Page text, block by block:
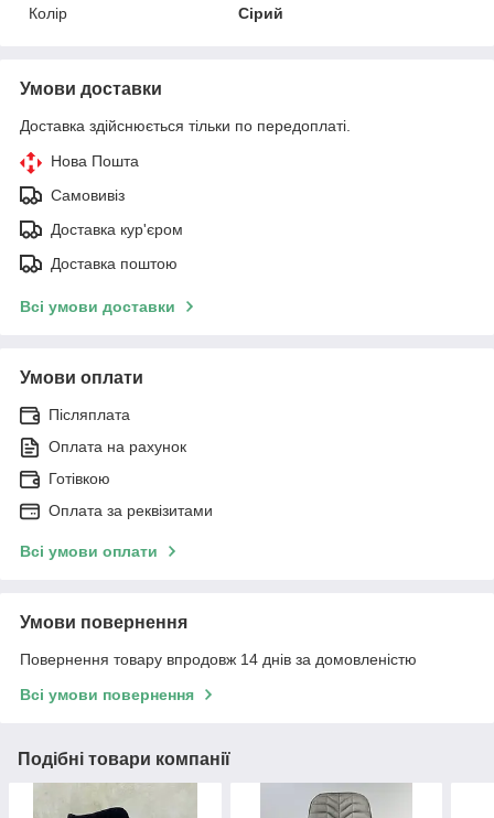
Колір
Сірий
Умови доставки
Доставка здійснюється тільки по передоплаті.
Нова Пошта
Самовивіз
Доставка кур'єром
Доставка поштою
Всі умови доставки
Умови оплати
Післяплата
Оплата на рахунок
Готівкою
Оплата за реквізитами
Всі умови оплати
Умови повернення
Повернення товару впродовж 14 днів за домовленістю
Всі умови повернення
Подібні товари компанії